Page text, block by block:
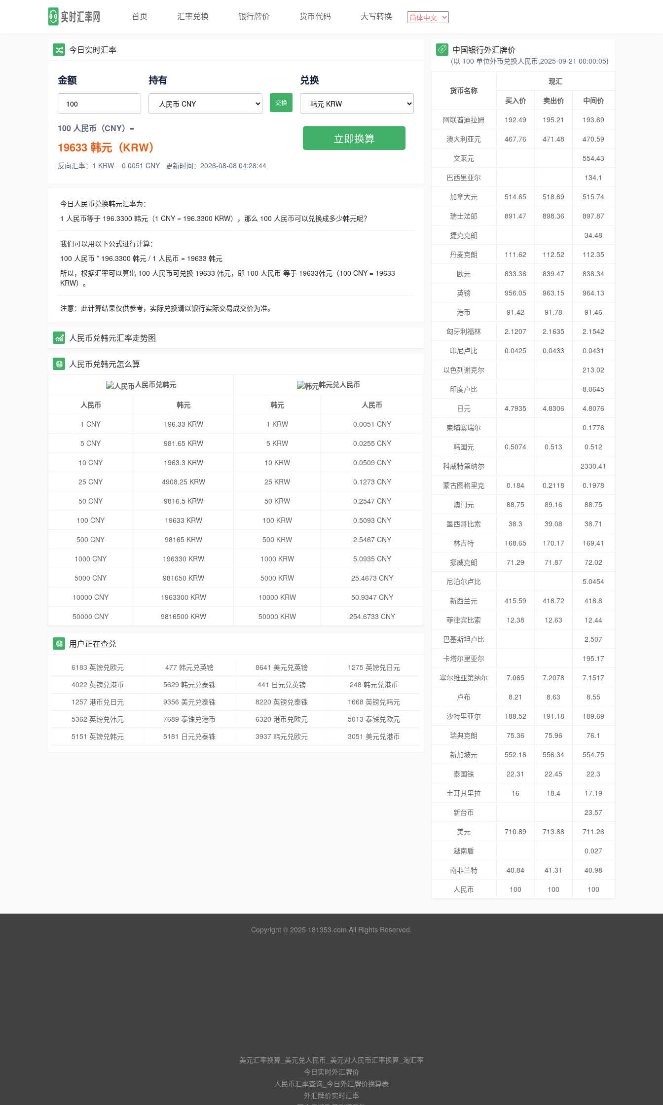
首页 汇率兑换 银行牌价 货币代码 大写转换
今日实时汇率
金额 持有
交换
兑换
100 人民币（CNY）=
19633韩元（KRW）
反向汇率：1 KRW = 0.0051 CNY 更新时间：2026-08-08 04:28:44
立即换算
今日人民币兑换韩元汇率为：
1 人民币等于 196.3300 韩元（1 CNY = 196.3300 KRW），那么 100 人民币可以兑换成多少韩元呢？
我们可以用以下公式进行计算：
100 人民币 * 196.3300 韩元 / 1 人民币 = 19633 韩元
所以，根据汇率可以算出 100 人民币可兑换 19633 韩元，即 100 人民币 等于 19633韩元（100 CNY = 19633
KRW）。
注意：此计算结果仅供参考，实际兑换请以银行实际交易成交价为准。
人民币兑韩元汇率走势图
人民币兑韩元怎么算
人民币兑韩元 韩元兑人民币
人民币 韩元 韩元
人民币
1 CNY
196.33 KRW 1 KRW
0.0051 CNY
5 CNY
981.65 KRW 5 KRW
0.0255 CNY
10 CNY
1963.3 KRW 10 KRW
0.0509 CNY
25 CNY
4908.25 KRW 25 KRW
0.1273 CNY
50 CNY
9816.5 KRW 50 KRW
0.2547 CNY
100 CNY
19633 KRW 100 KRW
0.5093 CNY
500 CNY
98165 KRW 500 KRW
2.5467 CNY
1000 CNY
196330 KRW 1000 KRW
5.0935 CNY
5000 CNY
981650 KRW 5000 KRW
25.4673 CNY
10000 CNY
1963300 KRW 10000 KRW
50.9347 CNY
50000 CNY
9816500 KRW 50000 KRW 254.6733 CNY
用户正在查兑
6183 英镑兑欧元 477 韩元兑英镑 8641 美元兑英镑
1275 英镑兑日元
4022 英镑兑港币
5629 韩元兑泰铢 441 日元兑英镑
248 韩元兑港币
1257 港币兑日元
9356 美元兑泰铢 8220 英镑兑泰铢
1668 英镑兑韩元
5362 英镑兑韩元
7689 泰铢兑港币 6320 港币兑欧元
5013 泰铢兑欧元
5151 英镑兑韩元
5181 日元兑泰铢 3937 韩元兑欧元 3051 美元兑港币
中国银行外汇牌价
(以 100 单位外币兑换人民币,2025-09-21 00:00:05)
货币名称
现汇
买入价
卖出价
中间价
阿联酋迪拉姆
192.49 195.21
193.69
澳大利亚元
467.76 471.48
470.59
文莱元
554.43
巴西里亚尔
134.1
加拿大元
514.65 518.69
515.74
瑞士法郎
891.47 898.36
897.87
捷克克朗
34.48
丹麦克朗
111.62 112.52
112.35
欧元
833.36 839.47
838.34
英镑
956.05 963.15
964.13
港币
91.42 91.78
91.46
匈牙利福林
2.1207 2.1635
2.1542
印尼卢比
0.0425 0.0433
0.0431
以色列谢克尔
213.02
印度卢比
8.0645
日元
4.7935 4.8306
4.8076
柬埔寨瑞尔
0.1776
韩国元
0.5074 0.513
0.512
科威特第纳尔
2330.41
蒙古图格里克
0.184 0.2118
0.1978
澳门元
88.75 89.16
88.75
墨西哥比索
38.3 39.08
38.71
林吉特
168.65 170.17
169.41
挪威克朗
71.29 71.87
72.02
尼泊尔卢比
5.0454
新西兰元
415.59 418.72
418.8
菲律宾比索
12.38 12.63
12.44
巴基斯坦卢比
2.507
卡塔尔里亚尔
195.17
塞尔维亚第纳尔
7.065 7.2078
7.1517
卢布
8.21 8.63
8.55
沙特里亚尔
188.52 191.18
189.69
瑞典克朗
75.36 75.96
76.1
新加坡元
552.18 556.34
554.75
泰国铢
22.31 22.45
22.3
土耳其里拉
16 18.4
17.19
新台币
23.57
美元
710.89 713.88
711.28
越南盾
0.027
南非兰特
40.84 41.31
40.98
人民币
100 100 100
Copyright © 2025 181353.com All Rights Reserved.
美元汇率换算_美元兑人民币_美元对人民币汇率换算_淘汇率
今日实时外汇牌价
人民币汇率查询_今日外汇牌价换算表
外汇牌价实时汇率